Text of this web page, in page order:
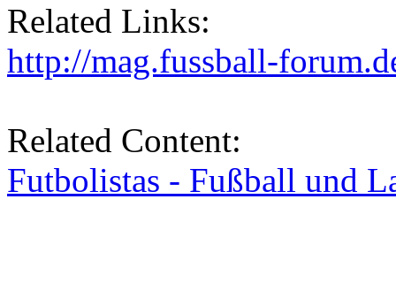
Related Links:
http://mag.fussball-
Related Content:
Futbolistas - Fußball und